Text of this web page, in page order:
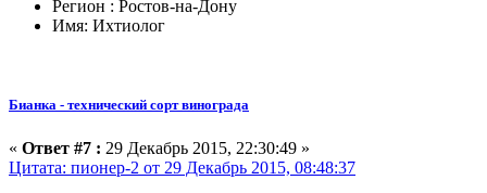
Регион : Ростов-на-Дону
Имя: Ихтиолог
Бианка - технический сорт винограда
« Ответ #7 : 29 Декабрь 2015, 22:30:49 »
Цитата: пионер-2 от 29 Декабрь 2015, 08:48:37